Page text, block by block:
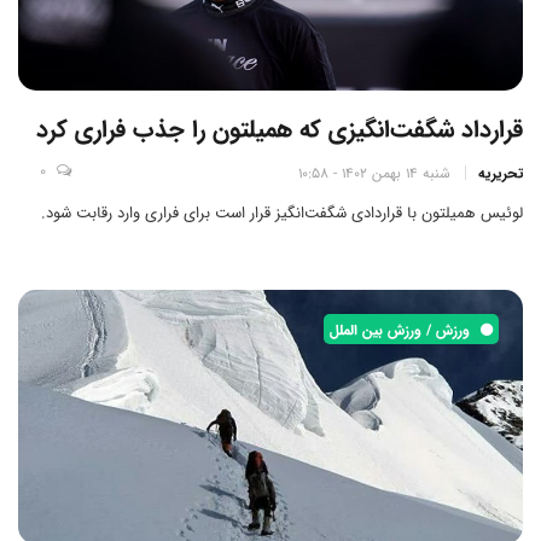
قرارداد شگفت‌انگیزی که همیلتون را جذب فراری کرد
تحریریه شنبه 14 بهمن 1402 - 10:58 0
لوئیس همیلتون با قراردادی شگفت‌انگیز قرار است برای فراری وارد رقابت شود.
ورزش / ورزش بین الملل